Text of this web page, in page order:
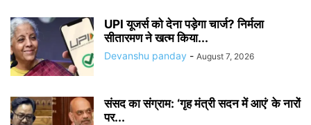
UPI यूजर्स को देना पड़ेगा चार्ज? निर्मला
सीतारमण ने खत्म किया...
Devanshu panday - August 7, 2026
संसद का संग्राम: ‘गृह मंत्री सदन में आएं’ के नारों
पर...